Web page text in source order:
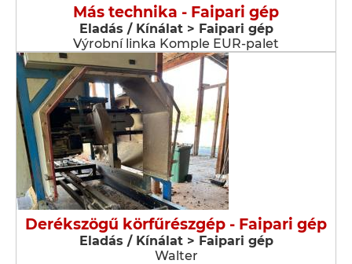
Más technika - Faipari gép
Eladás / Kínálat > Faipari gép
Výrobní linka Komple EUR-palet
Derékszögű körfűrészgép - Faipari gép
Eladás / Kínálat > Faipari gép
Walter